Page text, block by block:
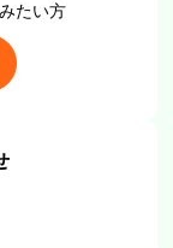
たい方